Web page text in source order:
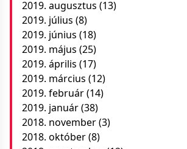
2019. augusztus (13)
2019. július (8)
2019. június (18)
2019. május (25)
2019. április (17)
2019. március (12)
2019. február(14)
2019. január(38)
2018. november(3)
2018. október(8)